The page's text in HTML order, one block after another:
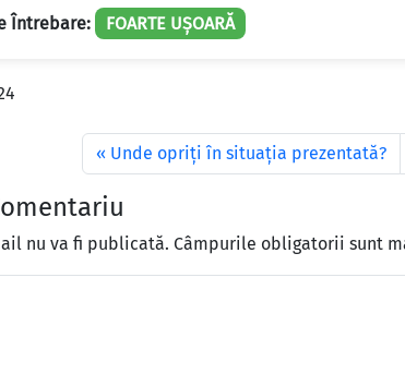
Întrebare: FOARTE UȘOARĂ
Unde opriţi în situaţia prezentată?
nu va fi publicată. Câmpurile obligatorii sunt